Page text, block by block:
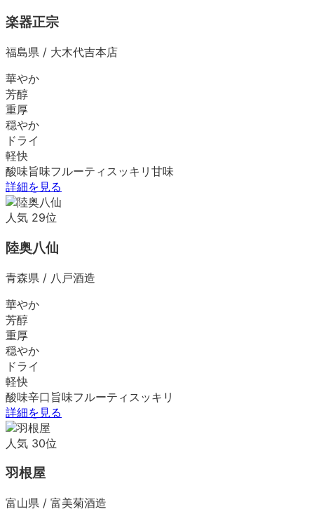
楽器正宗
福島県 / 大木代吉本店
華やか
芳醇
重厚
穏やか
ドライ
軽快
酸味旨味フルーティ スッキリ 甘味
詳細を見る
人気 29位
陸奥八仙
青森県 / 八戸酒造
華やか
芳醇
重厚
穏やか
ドライ
軽快
酸味辛口 旨味フルーティ スッキリ
詳細を見る
人気 30位
羽根屋
富山県 / 富美菊酒造